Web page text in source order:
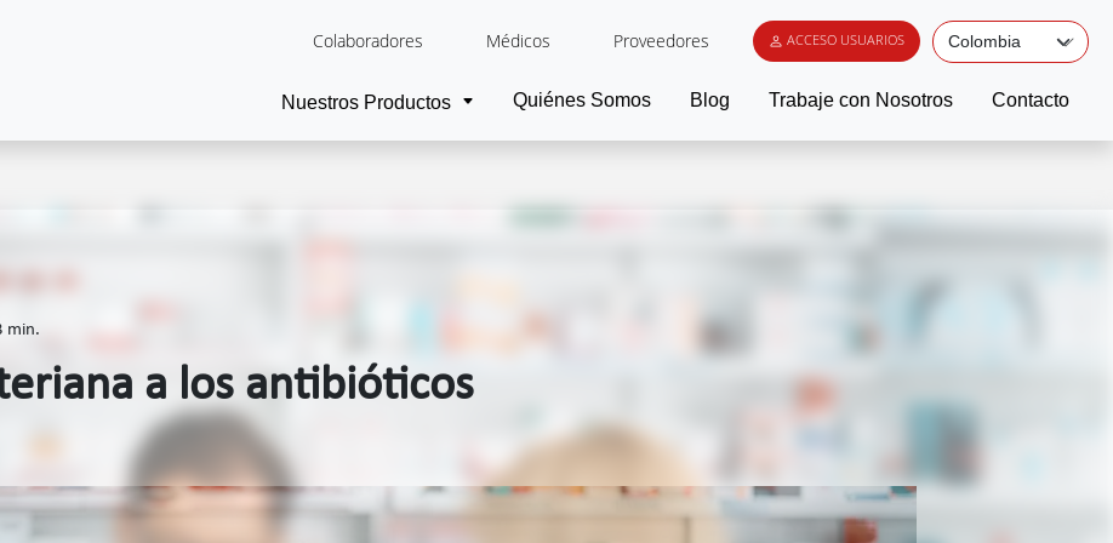
Colaboradores Médicos Proveedores ACCESO USUARIOS
Nuestros Productos Quiénes Somos Blog Trabaje con Nosotros Contacto
min.
a los antibióticos